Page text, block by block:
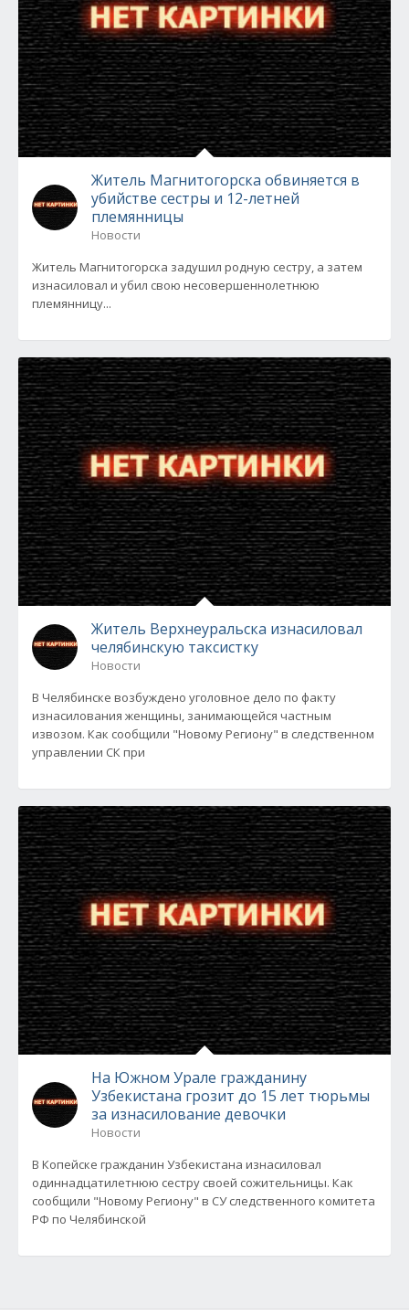
Житель Магнитогорска обвиняется в
убийстве сестры и 12-летней
племянницы
Новости
Житель Магнитогорска задушил родную сестру, а затем
изнасиловал и убил свою несовершеннолетнюю
племянницу...
Житель Верхнеуральска изнасиловал
челябинскую таксистку
Новости
В Челябинске возбуждено уголовное дело по факту
изнасилования женщины, занимающейся частным
извозом. Как сообщили "Новому Региону" в следственном
управлении СК при
На Южном Урале гражданину
Узбекистана грозит до 15 лет тюрьмы
за изнасилование девочки
Новости
В Копейске гражданин Узбекистана изнасиловал
одиннадцатилетнюю сестру своей сожительницы. Как
сообщили "Новому Региону" в СУ следственного комитета
РФ по Челябинской